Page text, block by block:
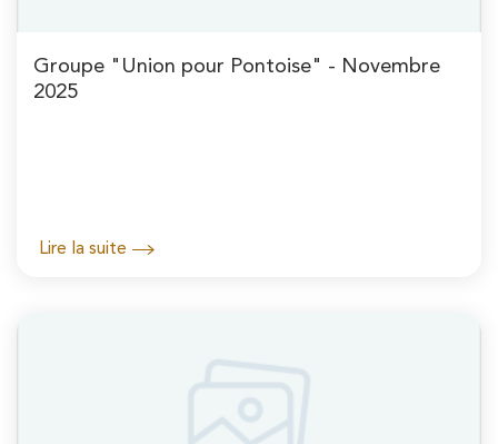
Groupe "Union pour Pontoise" - Novembre
2025
Lire la suite